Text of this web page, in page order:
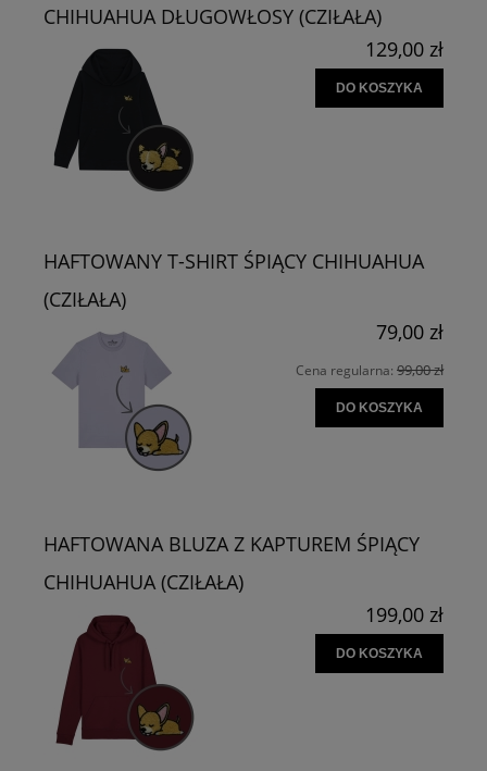
CHIHUAHUA DŁUGOWŁOSY (CZIŁAŁA)
129,00 zł
DO KOSZYKA
HAFTOWANY T-SHIRT ŚPIĄCY CHIHUAHUA
(CZIŁAŁA)
79,00 zł
Cena regularna: 99,00 zł
DO KOSZYKA
HAFTOWANA BLUZA Z KAPTUREM ŚPIĄCY
CHIHUAHUA (CZIŁAŁA)
199,00 zł
DO KOSZYKA